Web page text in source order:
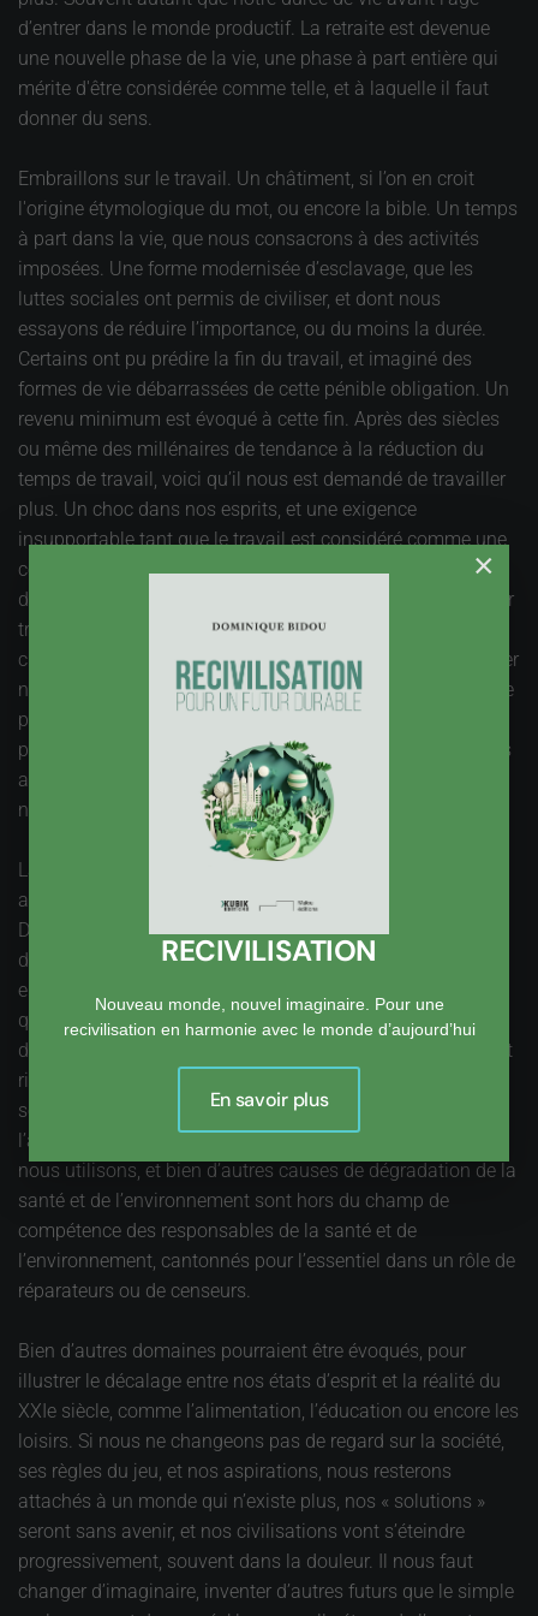
d’entrer dans le monde productif. La retraite est devenue
une nouvelle phase de la vie, une phase à part entière qui
mérite d'être considérée comme telle, et à laquelle il faut
donner du sens.
Embraillons sur le travail. Un châtiment, si l’on en croit
l'origine étymologique du mot, ou encore la bible. Un temps
à part dans la vie, que nous consacrons à des activités
imposées. Une forme modernisée d’esclavage, que les
luttes sociales ont permis de civiliser, et dont nous
essayons de réduire l’importance, ou du moins la durée.
Certains ont pu prédire la fin du travail, et imaginé des
formes de vie débarrassées de cette pénible obligation. Un
revenu minimum est évoqué à cette fin. Après des siècles
ou même des millénaires de tendance à la réduction du
temps de travail, voici qu’il nous est demandé de travailler
plus. Un choc dans nos esprits, et une exigence
insupportable tant que le travail est considéré comme une
contrainte et une parenthèse dans la vie, où nous ne
disposons plus de nous-mêmes. Le discours sur la « valeur
travail » est inaudible dans un tel contexte. Comment
changer le rapport au travail, pour donner envie de travailler
non pas pour gagner plus et consommer plus, mais pour le
plaisir de faire œuvre utile, pour la fierté de la qualité de sa
production, pour la chaleur des relations humaines nouées
au travail. Travailler mieux pour vivre mieux, serait la
nouvelle manière de valoriser la « valeur travail ».
La santé et l’environnement disposent de leur propre
administration, de leurs codes et de leurs professionnels.
Deux domaines qui seraient à la charge de secteurs
d’activité bien définis, personnels médicaux d’un côté,
environnementalistes de l’autre. Et pourtant, nous savons
que la bonne santé et la qualité de l’environnement
dépendent largement de décisions et de pratiques qui n’ont
rien à voir avec la santé et l’environnement, lesquels ne
sont convoqués que quand ça va mal. Les modes de vie,
l’alimentation, les conditions de travail, les produits que
nous utilisons, et bien d’autres causes de dégradation de la
santé et de l’environnement sont hors du champ de
compétence des responsables de la santé et de
l’environnement, cantonnés pour l’essentiel dans un rôle de
réparateurs ou de censeurs.
Bien d’autres domaines pourraient être évoqués, pour
illustrer le décalage entre nos états d’esprit et la réalité du
XXIe siècle, comme l’alimentation, l’éducation ou encore les
loisirs. Si nous ne changeons pas de regard sur la société,
ses règles du jeu, et nos aspirations, nous resterons
attachés à un monde qui n’existe plus, nos « solutions »
seront sans avenir, et nos civilisations vont s’éteindre
progressivement, souvent dans la douleur. Il nous faut
changer d’imaginaire, inventer d’autres futurs que le simple
×
RECIVILISATION
Nouveau monde, nouvel imaginaire. Pour une
recivilisation en harmonie avec le monde d’aujourd’hui
En savoir plus